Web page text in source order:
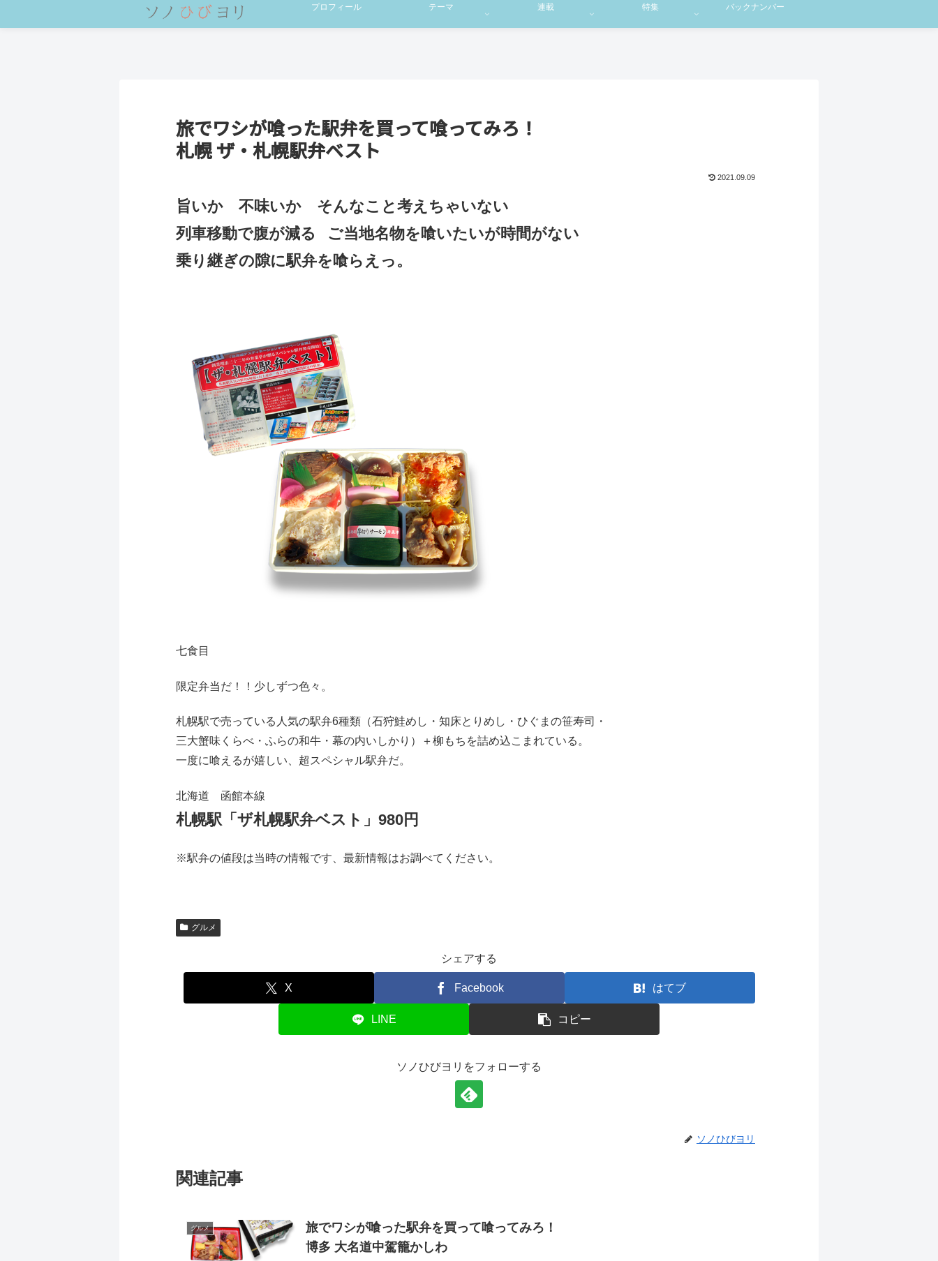
プロフィール テーマ 連載 特集 バックナンバー
旅でワシが喰った駅弁を買って喰ってみろ！
札幌 ザ・札幌駅弁ベスト
2021.09.09
旨いか 不味いか そんなこと考えちゃいない
列車移動で腹が減る
ご当地名物を喰いたいが時間がない
乗り継ぎの隙に駅弁を喰らえっ。
七食目
限定弁当だ！！少しずつ色々。
札幌駅で売っている人気の駅弁6種類（石狩鮭めし・知床とりめし・ひぐまの笹寿司・
三大蟹味くらべ・ふらの和牛・幕の内いしかり）＋柳もちを詰め込こまれている。
一度に喰えるが嬉しい、超スペシャル駅弁だ。
北海道 函館本線
札幌駅「ザ札幌駅弁ベスト」980円
※駅弁の値段は当時の情報です、最新情報はお調べてください。
グルメ
シェアする
X Facebook はてブ
LINE コピー
ソノひびヨリをフォローする
ソノひびヨリ
関連記事
グルメ
旅でワシが喰った駅弁を買って喰ってみろ！
博多 大名道中駕籠かしわ